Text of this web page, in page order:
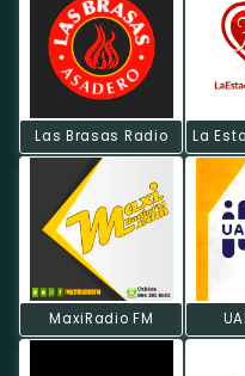
Las Brasas Radio
MaxiRadio FM